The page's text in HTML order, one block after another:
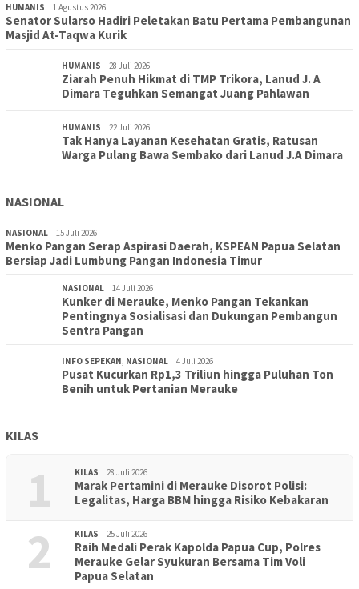
HUMANIS 1 Agustus 2026
Senator Sularso Hadiri Peletakan Batu Pertama Pembangunan
Masjid At-Taqwa Kurik
HUMANIS 28 Juli 2026
Ziarah Penuh Hikmat di TMP Trikora, Lanud J. A
Dimara Teguhkan Semangat Juang Pahlawan
HUMANIS 22 Juli 2026
Tak Hanya Layanan Kesehatan Gratis, Ratusan
Warga Pulang Bawa Sembako dari Lanud J.A Dimara
NASIONAL
NASIONAL 15 Juli 2026
Menko Pangan Serap Aspirasi Daerah, KSPEAN Papua Selatan
Bersiap Jadi Lumbung Pangan Indonesia Timur
NASIONAL 14 Juli 2026
Kunker di Merauke, Menko Pangan Tekankan
Pentingnya Sosialisasi dan Dukungan Pembangun
Sentra Pangan
INFO SEPEKAN, NASIONAL 4 Juli 2026
Pusat Kucurkan Rp1,3 Triliun hingga Puluhan Ton
Benih untuk Pertanian Merauke
KILAS
1 KILAS 28 Juli 2026
Marak Pertamini di Merauke Disorot Polisi:
Legalitas, Harga BBM hingga Risiko Kebakaran
2 KILAS 25 Juli 2026
Raih Medali Perak Kapolda Papua Cup, Polres
Merauke Gelar Syukuran Bersama Tim Voli
Papua Selatan